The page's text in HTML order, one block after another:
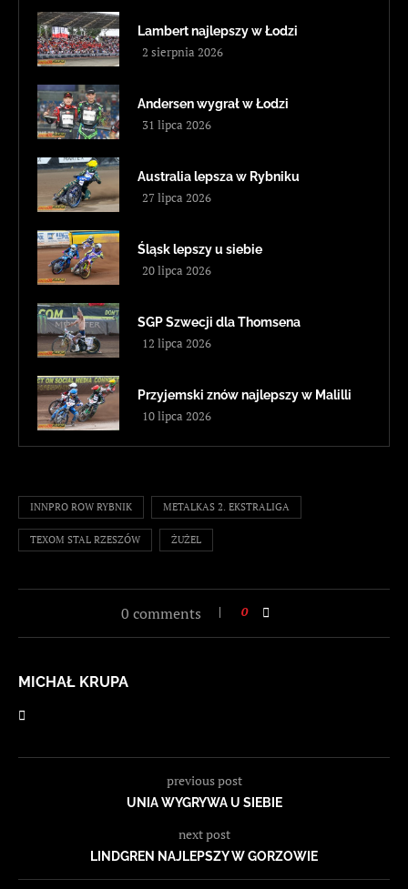
Lambert najlepszy w Łodzi
2 sierpnia 2026
Andersen wygrał w Łodzi
31 lipca 2026
Australia lepsza w Rybniku
27 lipca 2026
Śląsk lepszy u siebie
20 lipca 2026
SGP Szwecji dla Thomsena
12 lipca 2026
Przyjemski znów najlepszy w Malilli
10 lipca 2026
INNPRO ROW RYBNIK METALKAS 2. EKSTRALIGA
TEXOM STAL RZESZÓW ŻUŻEL
0 comments 0
MICHAŁ KRUPA
previous post
UNIA WYGRYWA U SIEBIE
next post
LINDGREN NAJLEPSZY W GORZOWIE